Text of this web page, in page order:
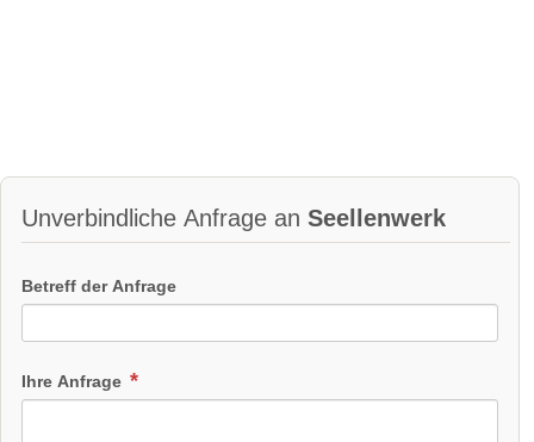
Unverbindliche Anfrage an Seellenwerk
Betreff der Anfrage
Ihre Anfrage